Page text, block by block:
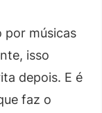
por músicas
isso
depois. E é
faz o